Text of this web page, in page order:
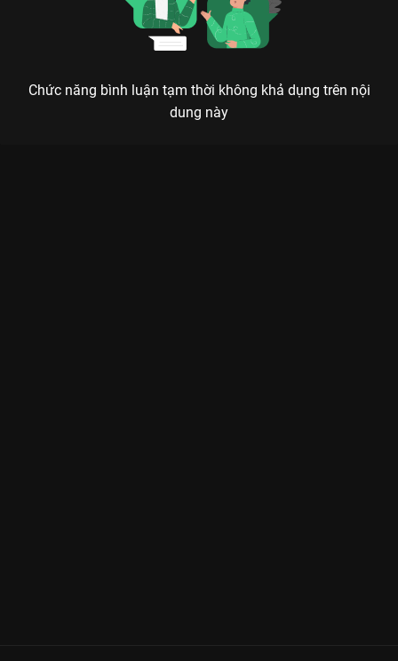
Chức năng bình luận tạm thời không khả dụng trên nội
dung này